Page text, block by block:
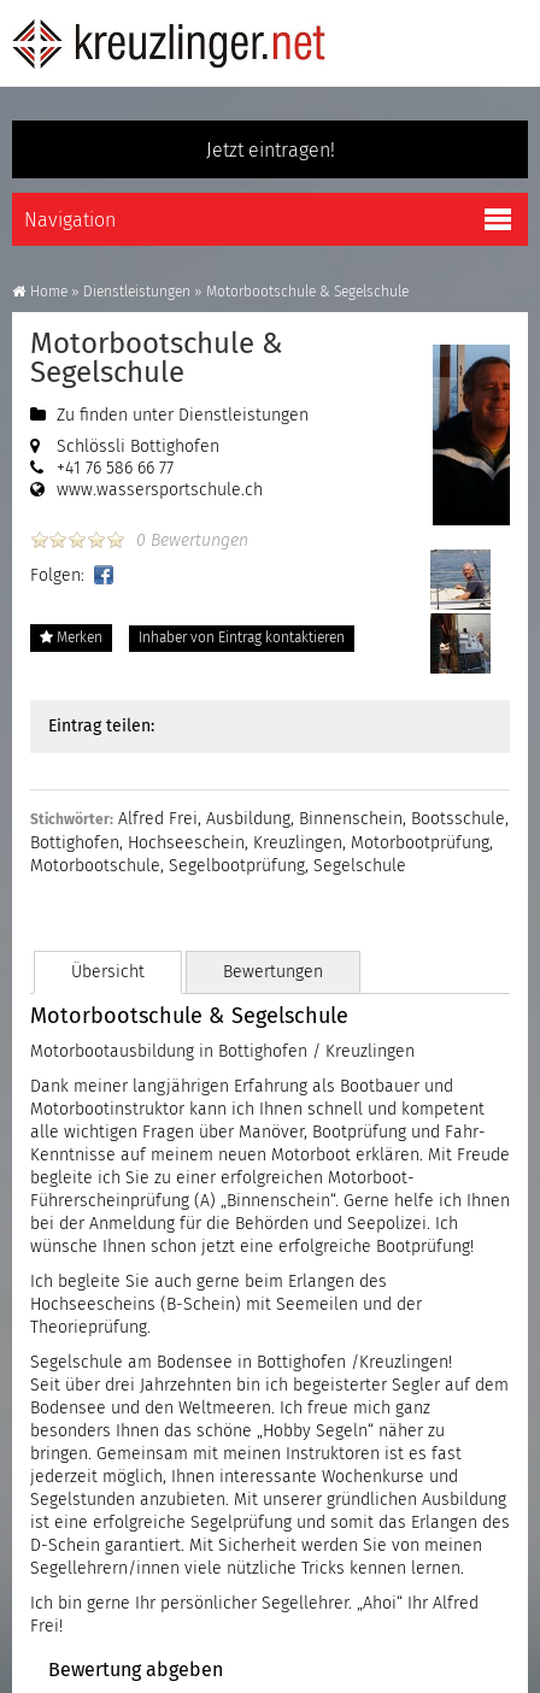
Jetzt eintragen!
Home » Dienstleistungen » Motorbootschule & Segelschule
Motorbootschule &
Segelschule
Zu finden unter Dienstleistungen
Schlössli Bottighofen
+41 76 586 66 77
www.wassersportschule.ch
0 Bewertungen
Folgen:
Merken Inhaber von Eintrag kontaktieren
Eintrag teilen:
Stichwörter: Alfred Frei, Ausbildung, Binnenschein, Bootsschule,
Bottighofen, Hochseeschein, Kreuzlingen, Motorbootprüfung,
Motorbootschule, Segelbootprüfung, Segelschule
Übersicht Bewertungen
Motorbootschule & Segelschule
Motorbootausbildung in Bottighofen / Kreuzlingen
Dank meiner langjährigen Erfahrung als Bootbauer und
Motorbootinstruktor kann ich Ihnen schnell und kompetent
alle wichtigen Fragen über Manöver, Bootprüfung und Fahr-
Kenntnisse auf meinem neuen Motorboot erklären. Mit Freude
begleite ich Sie zu einer erfolgreichen Motorboot-
Führerscheinprüfung (A) „Binnenschein“. Gerne helfe ich Ihnen
bei der Anmeldung für die Behörden und Seepolizei. Ich
wünsche Ihnen schon jetzt eine erfolgreiche Bootprüfung!
Ich begleite Sie auch gerne beim Erlangen des
Hochseescheins (B-Schein) mit Seemeilen und der
Theorieprüfung.
Segelschule am Bodensee in Bottighofen /Kreuzlingen!
Seit über drei Jahrzehnten bin ich begeisterter Segler auf dem
Bodensee und den Weltmeeren. Ich freue mich ganz
besonders Ihnen das schöne „Hobby Segeln“ näher zu
bringen. Gemeinsam mit meinen Instruktoren ist es fast
jederzeit möglich, Ihnen interessante Wochenkurse und
Segelstunden anzubieten. Mit unserer gründlichen Ausbildung
ist eine erfolgreiche Segelprüfung und somit das Erlangen des
D-Schein garantiert. Mit Sicherheit werden Sie von meinen
Segellehrern/innen viele nützliche Tricks kennen lernen.
Ich bin gerne Ihr persönlicher Segellehrer. „Ahoi“ Ihr Alfred
Frei!
Bewertung abgeben